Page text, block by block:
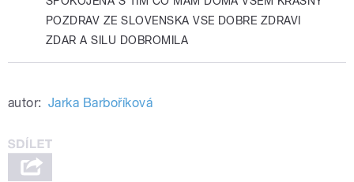
POZDRAV ZE SLOVENSKA VSE DOBRE ZDRAVI
ZDAR A SILU DOBROMILA
autor: Jarka Barboříková